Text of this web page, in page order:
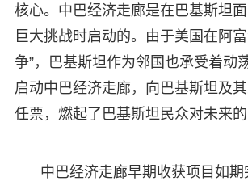
核心。中巴经济走廊是在巴基斯坦
巨大挑战时启动的。由于美国在阿
争”，巴基斯坦作为邻国也承受着动
启动中巴经济走廊，向巴基斯坦及
任票，燃起了巴基斯坦民众对未来的
中巴经济走廊早期收获项目如